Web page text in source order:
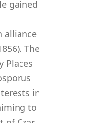
gained
alliance
The
Places
in
to